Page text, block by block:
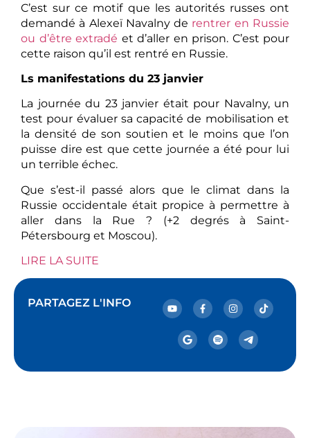
C’est sur ce motif que les autorités russes ont
demandé à Alexeï Navalny de rentrer en Russie
ou d’être extradé et d’aller en prison. C’est pour
cette raison qu’il est rentré en Russie.
Ls manifestations du 23 janvier
La journée du 23 janvier était pour Navalny, un
test pour évaluer sa capacité de mobilisation et
la densité de son soutien et le moins que l’on
puisse dire est que cette journée a été pour lui
un terrible échec.
Que s’est-il passé alors que le climat dans la
Russie occidentale était propice à permettre à
aller dans la Rue ? (+2 degrés à Saint-
Pétersbourg et Moscou).
LIRE LA SUITE
PARTAGEZ L'INFO